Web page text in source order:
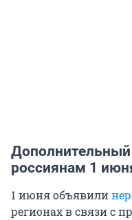
россиянам 1
1 июня объявили
регионах в связи с